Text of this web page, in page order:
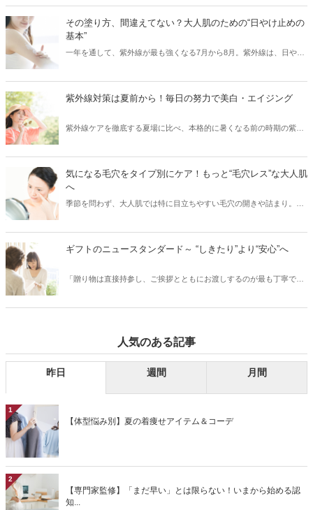
の位置が下がってきた」などのお悩み別に、夏の着痩せコーデをご紹
介します。
その塗り方、間違えてない？大人肌のための“日やけ止めの
基本”
一年を通して、紫外線が最も強くなる7月から8月。紫外線は、日や
け止めを正しく使えていないと、肌は無防備な状態と同じなんです！
そこで今回は、紫外線から肌を徹底ガードするために、日やけ止めの
紫外線対策は夏前から！毎日の努力で美白・エイジング
紫外線ケアを徹底する夏場に比べ、本格的に暑くなる前の時期の紫外
に達するので、この時期の紫外線こそ要注意！また紫外線を浴びるこ
とでシミができてしまった部分は、シワのリスクにつながるなどの肌
ジングケアのためにも重要です。今回は、そんな大人の肌ケアには欠
気になる毛穴をタイプ別にケア！もっと“毛穴レス”な大人肌
へ
季節を問わず、大人肌では特に目立ちやすい毛穴の開きや詰まり。夏
てしまうと、皮脂が酸化し黒ずみの原因に。特に、40代以降の大人の
肌は、たるみ毛穴からシワになってしまう恐れも……。今回は、大人
介します。
ギフトのニュースタンダード～ “しきたり”より“安心”へ
「贈り物は直接持参し、ご挨拶とともにお渡しするのが最も丁寧で
の贈り物をご紹介します。人気のある記事
昨日 週間 月間
1
【体型悩み別】夏の着痩せアイテム＆コーデ
2
【専門家監修】「まだ早い」とは限らない！いまから始める認
知...